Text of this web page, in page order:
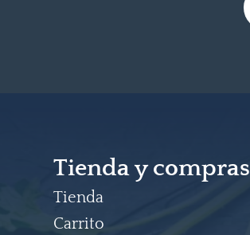
Tienda y compras
Tienda
Carrito